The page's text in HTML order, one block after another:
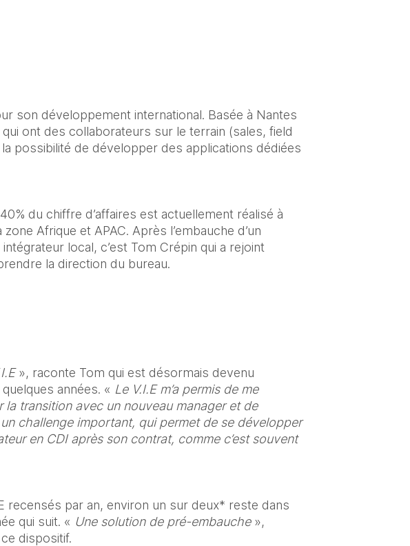
son développement international. Basée à Nantes
ont des collaborateurs sur le terrain (sales, field
possibilité de développer des applications dédiées
du chiffre d’affaires est actuellement réalisé à
Afrique et APAC. Après l’embauche d’un
local, c’est Tom Crépin qui a rejoint
la direction du bureau.
», raconte Tom qui est désormais devenu
années. « Le V.I.E m’a permis de me
transition avec un nouveau manager et de
challenge important, qui permet de se développer
en CDI après son contrat, comme c’est souvent
recensés par an, environ un sur deux* reste dans
qui suit. « Une solution de pré-embauche »,
dispositif.